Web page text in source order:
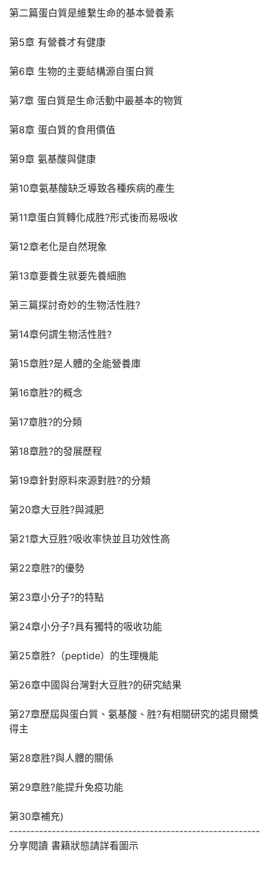
第二篇蛋白質是維繫生命的基本營養素
第5章 有營養才有健康
第6章 生物的主要結構源自蛋白質
第7章 蛋白質是生命活動中最基本的物質
第8章 蛋白質的食用價值
第9章 氨基酸與健康
第10章氨基酸缺乏導致各種疾病的產生
第11章蛋白質轉化成胜?形式後而易吸收
第12章老化是自然現象
第13章要養生就要先養細胞
第三篇探討奇妙的生物活性胜?
第14章何謂生物活性胜?
第15章胜?是人體的全能營養庫
第16章胜?的概念
第17章胜?的分類
第18章胜?的發展歷程
第19章針對原料來源對胜?的分類
第20章大豆胜?與減肥
第21章大豆胜?吸收率快並且功效性高
第22章胜?的優勢
第23章小分子?的特點
第24章小分子?具有獨特的吸收功能
第25章胜?（peptide）的生理機能
第26章中國與台灣對大豆胜?的研究結果
第27章歷屆與蛋白質、氨基酸、胜?有相關研究的諾貝爾獎
得主
第28章胜?與人體的關係
第29章胜?能提升免疫功能
第30章補充)
-----------------------------------------------------------
分享閱讀 書籍狀態請詳看圖示